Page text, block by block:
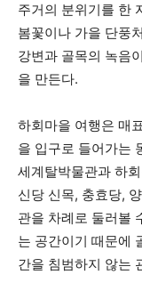
주거의 분위기를 한
봄꽃이나 가을 단풍
강변과 골목의 녹음
을 만든다.
하회마을 여행은 매
을 입구로 들어가는
세계탈박물관과 하
신당 신목, 충효당,
관을 차례로 둘러볼
는 공간이기 때문에
간을 침범하지 않는